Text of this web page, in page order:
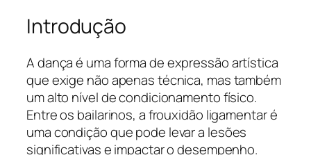
Introdução
A dança é uma forma de expressão artística
que exige não apenas técnica, mas também
um alto nível de condicionamento físico.
Entre os bailarinos, a frouxidão ligamentar é
uma condição que pode levar a lesões
significativas e impactar o desempenho.